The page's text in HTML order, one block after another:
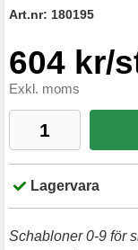
Art.nr: 180195
604 kr/
Exkl. moms
Lagervara
Schabloner 0-9 för